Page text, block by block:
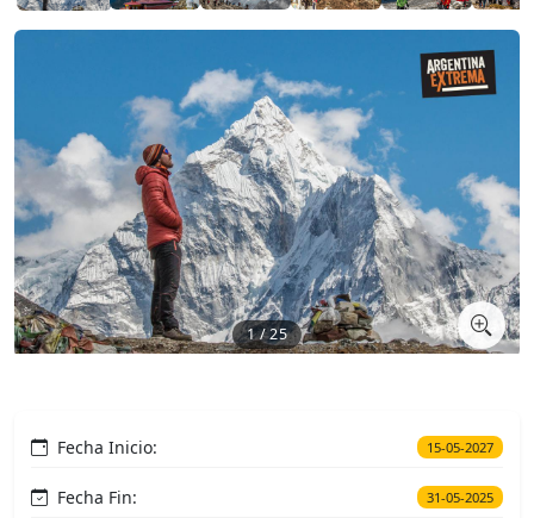
1 / 25
Fecha Inicio: 15-05-2027
Fecha Fin: 31-05-2025